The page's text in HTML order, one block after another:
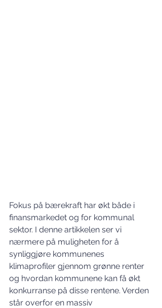
Fokus på bærekraft har økt både i
finansmarkedet og for kommunal
sektor. I denne artikkelen ser vi
nærmere på muligheten for å
synliggjøre kommunenes
klimaprofiler gjennom grønne renter
og hvordan kommunene kan få økt
konkurranse på disse rentene. Verden
står overfor en massiv